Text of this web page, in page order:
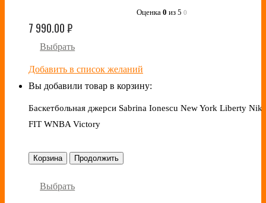
Оценка 0 из 5 0
7 990.00₽
Выбрать
Добавить в список желаний
Вы добавили товар в корзину:
Баскетбольная джерси Sabrina Ionescu New York Liberty
FIT WNBA Victory
Корзина Продолжить
Выбрать